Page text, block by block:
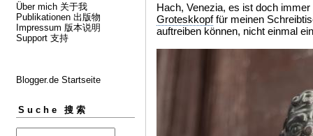
Über mich 关于我
Publikationen 出版物
Impressum 版本说明
Support 支持
Blogger.de Startseite
Suche 搜索
Hach, Venezia, es ist doch
Groteskkopffür meinen
auftreiben können, nicht einmal